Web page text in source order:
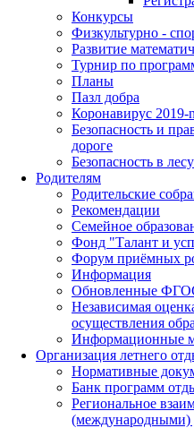
Конкурсы
Физкультурно -
Развитие
Турнир по
Планы
Пазл добра
Коронавирус 2019-
Безопасность и
дороге
Безопасность в лесу
Родителям
Родительские
Рекомендации
Семейное
Фонд "Талант и
Форум приёмных
Информация
Обновленные
Независимая
осуществления
Информационные
Организация летнего
Нормативные
Банк программ
Региональное
(международными)